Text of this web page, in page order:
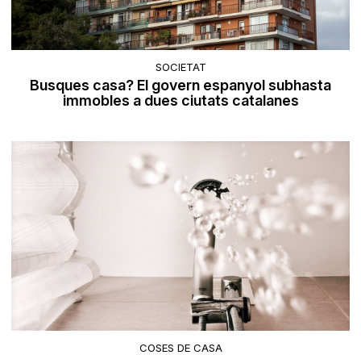
SOCIETAT
Busques casa? El govern espanyol subhasta
immobles a dues ciutats catalanes
COSES DE CASA